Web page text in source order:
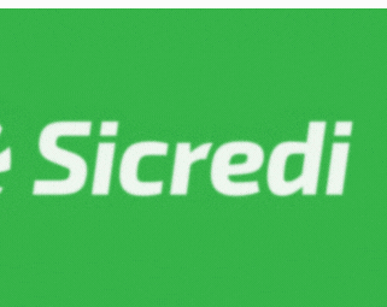
rotina nas empresas
satélite natural da Terra
para oficina no Centro de Porto Velho
para fortalecer cadeias da sociobioeconomia